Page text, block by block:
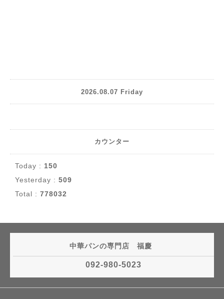
2026.08.07 Friday
カウンター
Today : 150
Yesterday : 509
Total : 778032
中華パンの専門店 福慶
092-980-5023